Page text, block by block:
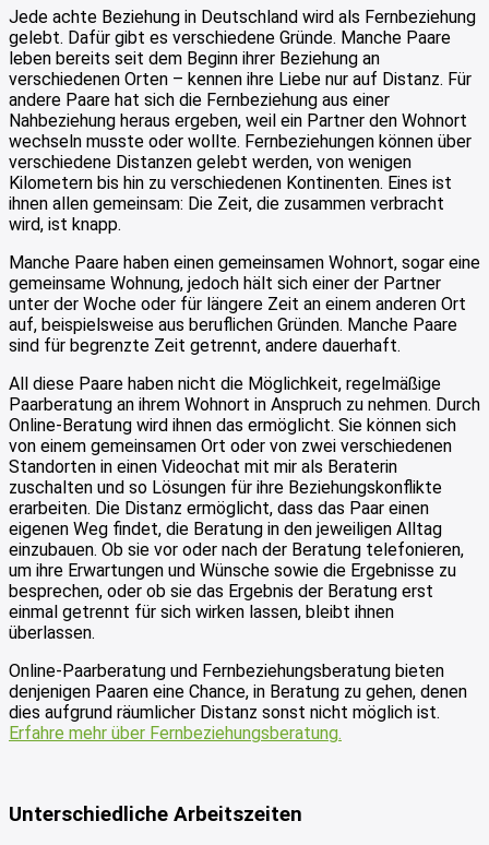
Jede achte Beziehung in Deutschland wird als Fernbeziehung
gelebt. Dafür gibt es verschiedene Gründe. Manche Paare
leben bereits seit dem Beginn ihrer Beziehung an
verschiedenen Orten – kennen ihre Liebe nur auf Distanz. Für
andere Paare hat sich die Fernbeziehung aus einer
Nahbeziehung heraus ergeben, weil ein Partner den Wohnort
wechseln musste oder wollte. Fernbeziehungen können über
verschiedene Distanzen gelebt werden, von wenigen
Kilometern bis hin zu verschiedenen Kontinenten. Eines ist
ihnen allen gemeinsam: Die Zeit, die zusammen verbracht
wird, ist knapp.
Manche Paare haben einen gemeinsamen Wohnort, sogar eine
gemeinsame Wohnung, jedoch hält sich einer der Partner
unter der Woche oder für längere Zeit an einem anderen Ort
auf, beispielsweise aus beruflichen Gründen. Manche Paare
sind für begrenzte Zeit getrennt, andere dauerhaft.
All diese Paare haben nicht die Möglichkeit, regelmäßige
Paarberatung an ihrem Wohnort in Anspruch zu nehmen. Durch
Online-Beratung wird ihnen das ermöglicht. Sie können sich
von einem gemeinsamen Ort oder von zwei verschiedenen
Standorten in einen Videochat mit mir als Beraterin
zuschalten und so Lösungen für ihre Beziehungskonflikte
erarbeiten. Die Distanz ermöglicht, dass das Paar einen
eigenen Weg findet, die Beratung in den jeweiligen Alltag
einzubauen. Ob sie vor oder nach der Beratung telefonieren,
um ihre Erwartungen und Wünsche sowie die Ergebnisse zu
besprechen, oder ob sie das Ergebnis der Beratung erst
einmal getrennt für sich wirken lassen, bleibt ihnen
überlassen.
Online-Paarberatung und Fernbeziehungsberatung bieten
denjenigen Paaren eine Chance, in Beratung zu gehen, denen
dies aufgrund räumlicher Distanz sonst nicht möglich ist.
Erfahre mehr über Fernbeziehungsberatung.
Unterschiedliche Arbeitszeiten